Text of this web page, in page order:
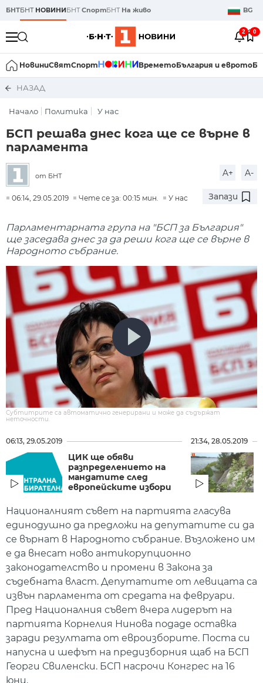
БНТБНТ НОВИНИБНТСпортБНТ На живо BG
2 0
НовиниСвятСпорт ВреметоБългария и еврото
НАЗАД
Начало Политика У нас
БСП решава днес кога ще се върне в
парламента
от БНТ A+ A-
06:14, 29.05.2019 Чете се за: 00:15 мин. У нас Запази
Парламентарната група на "БСП за България"
ще заседава днес за да реши кога ще се върне в
Народното събрание.
Субтитрите са автоматично генерирани и може да съдържат
неточности.
06:13, 29.05.2019
ЦИК ще обяви
разпределението на
мандатите след
европейските избори
21:34, 28.05.2019
Националният съвет на партията гласува
единодушно да предложи на депутатите си да
се върнат в Народното събрание. Възложено им
е да внесат ново антикорупционно
законодателство и промени в Закона за
съдебната власт. Депутатите от левицата са
извън парламента от средата на февруари.
Пред Националния съвет вчера лидерът на
партията Корнелия Нинова подаде оставка
заради резултата от евроизборите. Поста си
напусна и шефът на предизборния щаб на БСП
Георги Свиленски. БСП насрочи Конгрес на 16
юни.